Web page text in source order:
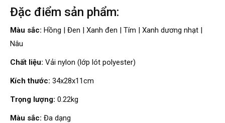
Đặc điểm sản phẩm:
Màu sắc: Hồng | Đen | Xanh đen | Tím | Xanh dương nhạt |
Nâu
Chất liệu: Vải nylon (lớp lót polyester)
Kích thước: 34x28x11cm
Trọng lượng: 0.22kg
Màu sắc: Đa dạng